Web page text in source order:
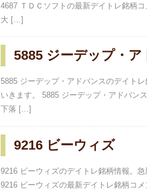
4687 ＴＤＣソフトの最新デイトレ銘柄
大 […]
5885 ジーデップ・ア
5885 ジーデップ・アドバンスのデイト
いきます。 5885 ジーデップ・アドバン
下落 […]
9216 ビーウィズ
9216 ビーウィズのデイトレ銘柄情報。
9216 ビーウィズの最新デイトレ銘柄コ